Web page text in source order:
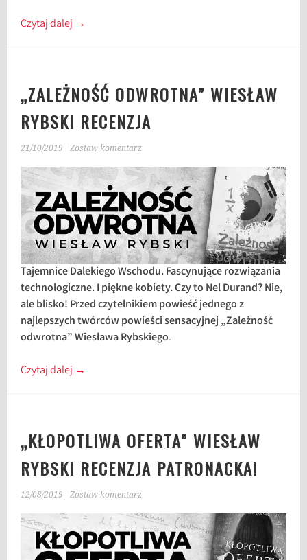
Czytaj dalej →
„ZALEŻNOŚĆ ODWROTNA” WIESŁAW
RYBSKI RECENZJA
21/10/2019 Zostaw komentarz
Tajemnice Dalekiego Wschodu. Fascynujące rozwiązania
technologiczne. I piękne kobiety. Czy to Nel Durand? Nie,
ale blisko! Przed czytelnikiem powieść jednego z
najlepszych twórców powieści sensacyjnej „Zależność
odwrotna” Wiesława Rybskiego.
Czytaj dalej →
„KŁOPOTLIWA OFERTA” WIESŁAW
RYBSKI RECENZJA PATRONACKA!
12/08/2019 Zostaw komentarz